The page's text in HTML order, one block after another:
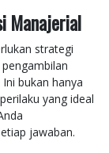
Manajerial
strategi
bukan hanya
yang ideal
jawaban.